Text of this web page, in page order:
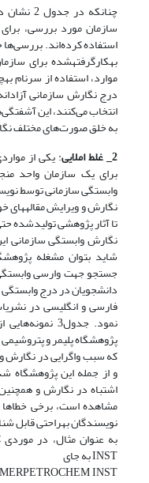
سازمان مورد بررسی،
درج نگارش سازمانی
انتخاب می‌کنند، این
به خلق صورت‌های مختلف
2_ غلط املایی
: یکی از
برای یک سازمان واحد
وابستگی سازمانی توسط
تا آثار
نگارش وابستگی
شاید بتوان مشغله
جستجو جهت وارسی
دانشجویان در درج وابستگی
فارسی و انگلیسی در
پژوهشگاه پلیمر و
و از جمله این پژوهشگاه
نویسندگان به‫راحتی قابل شناسایی بوده است.
INST به جای